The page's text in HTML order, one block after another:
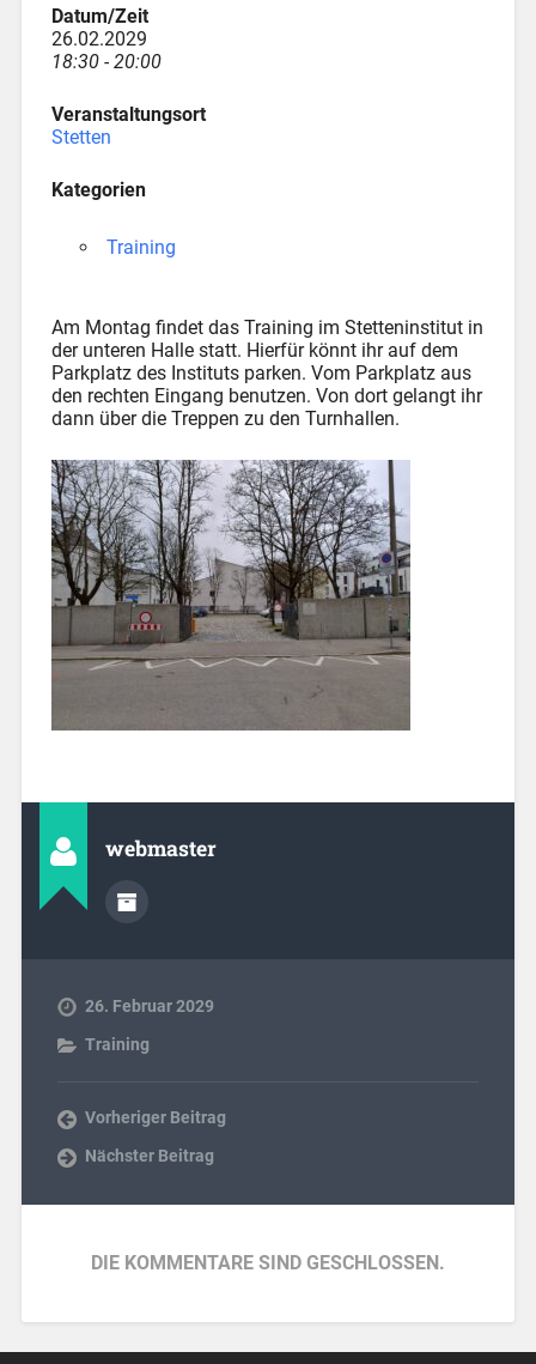
Datum/Zeit
26.02.2029
18:30 - 20:00
Veranstaltungsort
Stetten
Kategorien
Training
Am Montag findet das Training im Stetteninstitut in
der unteren Halle statt. Hierfür könnt ihr auf dem
Parkplatz des Instituts parken. Vom Parkplatz aus
den rechten Eingang benutzen. Von dort gelangt ihr
dann über die Treppen zu den Turnhallen.
webmaster
26. Februar 2029
Training
Vorheriger Beitrag
Nächster Beitrag
DIE KOMMENTARE SIND GESCHLOSSEN.